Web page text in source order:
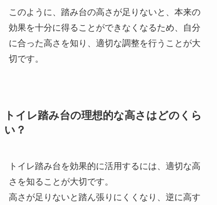
このように、踏み台の高さが足りないと、本来の
効果を十分に得ることができなくなるため、自分
に合った高さを知り、適切な調整を行うことが大
切です。
トイレ踏み台の理想的な高さはどのくら
い？
トイレ踏み台を効果的に活用するには、適切な高
さを知ることが大切です。
高さが足りないと踏ん張りにくくなり、逆に高す